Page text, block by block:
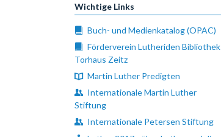
Wichtige Links
Buch- und Medienkatalog (OPAC)
Förderverein Lutheriden Bibliothek
Torhaus Zeitz
Martin Luther Predigten
Internationale Martin Luther
Stiftung
Internationale Petersen Stiftung